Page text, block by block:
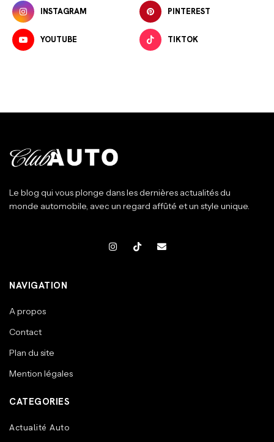
INSTAGRAM PINTEREST
YOUTUBE TIKTOK
Le blog qui vous plonge dans les dernières actualités du
monde automobile, avec un regard affûté et un style unique.
NAVIGATION
A propos
Contact
Plan du site
Mention légales
CATEGORIES
Actualité Auto